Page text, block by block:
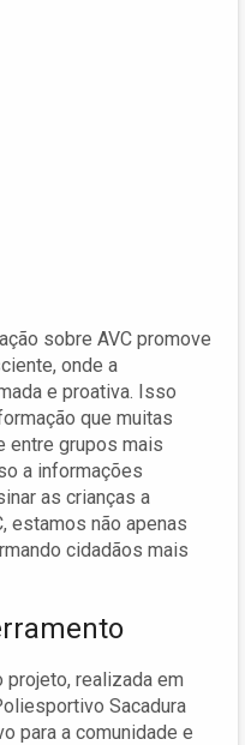
sobre AVC promove
onde a
e proativa. Isso
que muitas
entre grupos mais
a informações
as crianças a
estamos não apenas
cidadãos mais
projeto, realizada em
Sacadura
para a comunidade e